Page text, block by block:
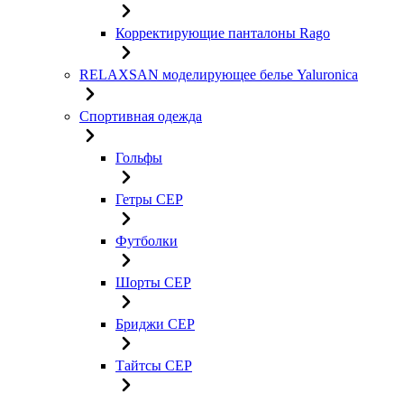
Корректирующие панталоны Rago
RELAXSAN моделирующее белье Yaluroniсa
Спортивная одежда
Гольфы
Гетры CEP
Футболки
Шорты CEP
Бриджи CEP
Тайтсы CEP